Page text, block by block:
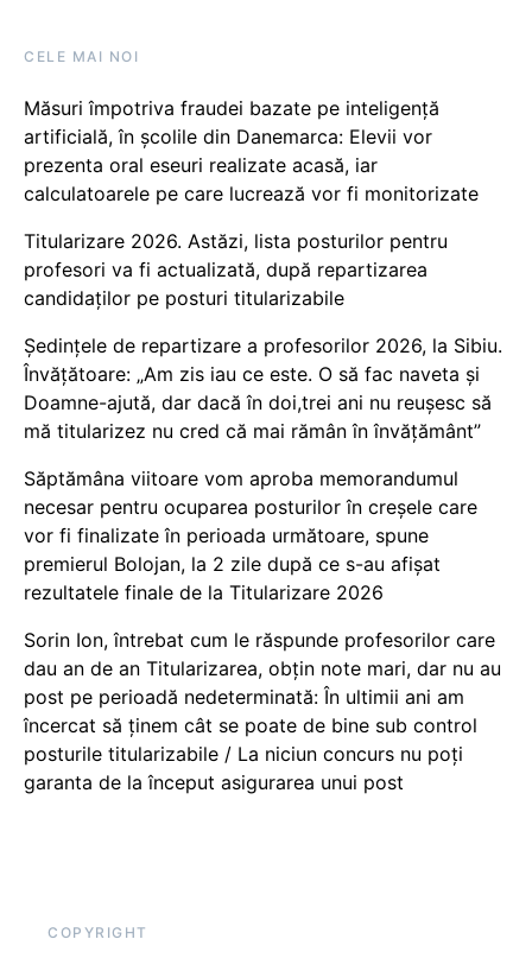
CELE MAI NOI
Măsuri împotriva fraudei bazate pe inteligență
artificială, în școlile din Danemarca: Elevii vor
prezenta oral eseuri realizate acasă, iar
calculatoarele pe care lucrează vor fi monitorizate
Titularizare 2026. Astăzi, lista posturilor pentru
profesori va fi actualizată, după repartizarea
candidaților pe posturi titularizabile
Ședințele de repartizare a profesorilor 2026, la Sibiu.
Învățătoare: „Am zis iau ce este. O să fac naveta și
Doamne-ajută, dar dacă în doi,trei ani nu reușesc să
mă titularizez nu cred că mai rămân în învățământ”
Săptămâna viitoare vom aproba memorandumul
necesar pentru ocuparea posturilor în creșele care
vor fi finalizate în perioada următoare, spune
premierul Bolojan, la 2 zile după ce s-au afișat
rezultatele finale de la Titularizare 2026
Sorin Ion, întrebat cum le răspunde profesorilor care
dau an de an Titularizarea, obțin note mari, dar nu au
post pe perioadă nedeterminată: În ultimii ani am
încercat să ținem cât se poate de bine sub control
posturile titularizabile / La niciun concurs nu poți
garanta de la început asigurarea unui post
COPYRIGHT